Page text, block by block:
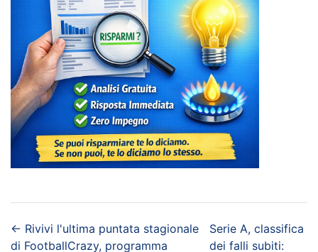
← Rivivi l'ultima puntata stagionale
di FootballCrazy, programma
Serie A, classifica
dei falli subiti: